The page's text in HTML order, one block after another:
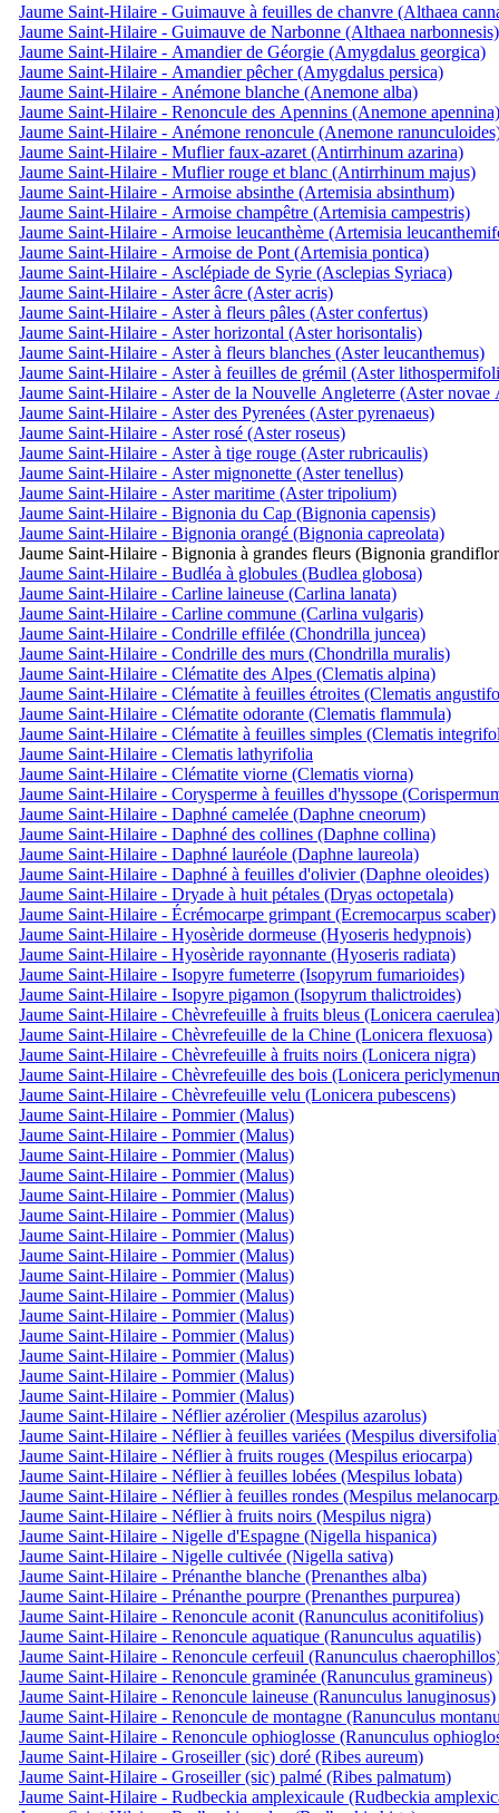
Jaume Saint-Hilaire - Guimauve à feuilles de chanvre (Althaea
Jaume Saint-Hilaire - Guimauve de Narbonne (Althaea narbonnesis)
Jaume Saint-Hilaire - Amandier de Géorgie (Amygdalus georgica)
Jaume Saint-Hilaire - Amandier pêcher (Amygdalus persica)
Jaume Saint-Hilaire - Anémone blanche (Anemone alba)
Jaume Saint-Hilaire - Renoncule des Apennins (Anemone apennina)
Jaume Saint-Hilaire - Anémone renoncule (Anemone
Jaume Saint-Hilaire - Muflier faux-azaret (Antirrhinum azarina)
Jaume Saint-Hilaire - Muflier rouge et blanc (Antirrhinum majus)
Jaume Saint-Hilaire - Armoise absinthe (Artemisia absinthum)
Jaume Saint-Hilaire - Armoise champêtre (Artemisia campestris)
Jaume Saint-Hilaire - Armoise leucanthème (Artemisia
Jaume Saint-Hilaire - Armoise de Pont (Artemisia pontica)
Jaume Saint-Hilaire - Asclépiade de Syrie (Asclepias Syriaca)
Jaume Saint-Hilaire - Aster âcre (Aster acris)
Jaume Saint-Hilaire - Aster à fleurs pâles (Aster confertus)
Jaume Saint-Hilaire - Aster horizontal (Aster horisontalis)
Jaume Saint-Hilaire - Aster à fleurs blanches (Aster leucanthemus)
Jaume Saint-Hilaire - Aster à feuilles de grémil (Aster
Jaume Saint-Hilaire - Aster de la Nouvelle Angleterre (Aster novae
Jaume Saint-Hilaire - Aster des Pyrenées (Aster pyrenaeus)
Jaume Saint-Hilaire - Aster rosé (Aster roseus)
Jaume Saint-Hilaire - Aster à tige rouge (Aster rubricaulis)
Jaume Saint-Hilaire - Aster mignonette (Aster tenellus)
Jaume Saint-Hilaire - Aster maritime (Aster tripolium)
Jaume Saint-Hilaire - Bignonia du Cap (Bignonia capensis)
Jaume Saint-Hilaire - Bignonia orangé (Bignonia capreolata)
Jaume Saint-Hilaire - Bignonia à grandes fleurs (Bignonia
Jaume Saint-Hilaire - Budléa à globules (Budlea globosa)
Jaume Saint-Hilaire - Carline laineuse (Carlina lanata)
Jaume Saint-Hilaire - Carline commune (Carlina vulgaris)
Jaume Saint-Hilaire - Condrille effilée (Chondrilla juncea)
Jaume Saint-Hilaire - Condrille des murs (Chondrilla muralis)
Jaume Saint-Hilaire - Clématite des Alpes (Clematis alpina)
Jaume Saint-Hilaire - Clématite à feuilles étroites (Clematis
Jaume Saint-Hilaire - Clématite odorante (Clematis flammula)
Jaume Saint-Hilaire - Clématite à feuilles simples (Clematis
Jaume Saint-Hilaire - Clematis lathyrifolia
Jaume Saint-Hilaire - Clématite viorne (Clematis viorna)
Jaume Saint-Hilaire - Corysperme à feuilles d'hyssope
Jaume Saint-Hilaire - Daphné camelée (Daphne cneorum)
Jaume Saint-Hilaire - Daphné des collines (Daphne collina)
Jaume Saint-Hilaire - Daphné lauréole (Daphne laureola)
Jaume Saint-Hilaire - Daphné à feuilles d'olivier (Daphne oleoides)
Jaume Saint-Hilaire - Dryade à huit pétales (Dryas octopetala)
Jaume Saint-Hilaire - Écrémocarpe grimpant (Ecremocarpus scaber)
Jaume Saint-Hilaire - Hyosèride dormeuse (Hyoseris hedypnois)
Jaume Saint-Hilaire - Hyosèride rayonnante (Hyoseris radiata)
Jaume Saint-Hilaire - Isopyre fumeterre (Isopyrum fumarioides)
Jaume Saint-Hilaire - Isopyre pigamon (Isopyrum thalictroides)
Jaume Saint-Hilaire - Chèvrefeuille à fruits bleus (Lonicera caerulea)
Jaume Saint-Hilaire - Chèvrefeuille de la Chine (Lonicera flexuosa)
Jaume Saint-Hilaire - Chèvrefeuille à fruits noirs (Lonicera nigra)
Jaume Saint-Hilaire - Chèvrefeuille des bois (Lonicera
Jaume Saint-Hilaire - Chèvrefeuille velu (Lonicera pubescens)
Jaume Saint-Hilaire - Pommier (Malus)
Jaume Saint-Hilaire - Pommier (Malus)
Jaume Saint-Hilaire - Pommier (Malus)
Jaume Saint-Hilaire - Pommier (Malus)
Jaume Saint-Hilaire - Pommier (Malus)
Jaume Saint-Hilaire - Pommier (Malus)
Jaume Saint-Hilaire - Pommier (Malus)
Jaume Saint-Hilaire - Pommier (Malus)
Jaume Saint-Hilaire - Pommier (Malus)
Jaume Saint-Hilaire - Pommier (Malus)
Jaume Saint-Hilaire - Pommier (Malus)
Jaume Saint-Hilaire - Pommier (Malus)
Jaume Saint-Hilaire - Pommier (Malus)
Jaume Saint-Hilaire - Pommier (Malus)
Jaume Saint-Hilaire - Pommier (Malus)
Jaume Saint-Hilaire - Néflier azérolier (Mespilus azarolus)
Jaume Saint-Hilaire - Néflier à feuilles variées (Mespilus
Jaume Saint-Hilaire - Néflier à fruits rouges (Mespilus eriocarpa)
Jaume Saint-Hilaire - Néflier à feuilles lobées (Mespilus lobata)
Jaume Saint-Hilaire - Néflier à feuilles rondes (Mespilus
Jaume Saint-Hilaire - Néflier à fruits noirs (Mespilus nigra)
Jaume Saint-Hilaire - Nigelle d'Espagne (Nigella hispanica)
Jaume Saint-Hilaire - Nigelle cultivée (Nigella sativa)
Jaume Saint-Hilaire - Prénanthe blanche (Prenanthes alba)
Jaume Saint-Hilaire - Prénanthe pourpre (Prenanthes purpurea)
Jaume Saint-Hilaire - Renoncule aconit (Ranunculus aconitifolius)
Jaume Saint-Hilaire - Renoncule aquatique (Ranunculus aquatilis)
Jaume Saint-Hilaire - Renoncule cerfeuil (Ranunculus
Jaume Saint-Hilaire - Renoncule graminée (Ranunculus gramineus)
Jaume Saint-Hilaire - Renoncule laineuse (Ranunculus lanuginosus)
Jaume Saint-Hilaire - Renoncule de montagne (Ranunculus
Jaume Saint-Hilaire - Renoncule ophioglosse (Ranunculus
Jaume Saint-Hilaire - Groseiller (sic) doré (Ribes aureum)
Jaume Saint-Hilaire - Groseiller (sic) palmé (Ribes palmatum)
Jaume Saint-Hilaire - Rudbeckia amplexicaule (Rudbeckia